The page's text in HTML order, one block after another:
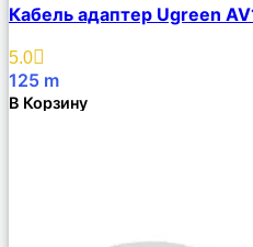
Описание
Избранное
Кабель адаптер Ugreen
5.0
125 m
В Корзину